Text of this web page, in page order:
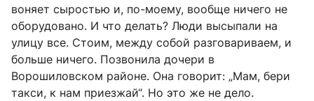
воняет сыростью и, по-моему, вообще ничего не
оборудовано. И что делать? Люди высыпали на
улицу все. Стоим, между собой разговариваем, и
больше ничего. Позвонила дочери в
Ворошиловском районе. Она говорит: „Мам, бери
такси, к нам приезжай“. Но это же не дело.